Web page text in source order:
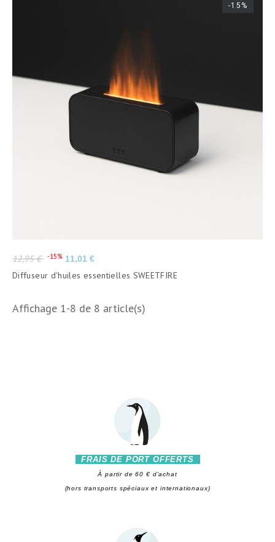
-15%
Prix
de
base
12,95 € -15% Prix
11,01 €
Diffuseur d'huiles essentielles SWEETFIRE
Affichage 1-8 de 8 article(s)
FRAIS DE PORT OFFERTS
À partir de 60 € d'achat
(hors transports spéciaux et internationaux)